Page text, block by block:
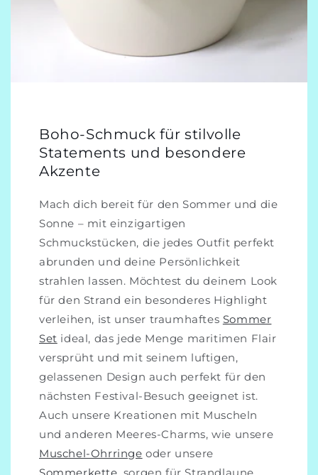
Boho-Schmuck für stilvolle
Statements und besondere
Akzente
Mach dich bereit für den Sommer und die
Sonne – mit einzigartigen
Schmuckstücken, die jedes Outfit perfekt
abrunden und deine Persönlichkeit
strahlen lassen. Möchtest du deinem Look
für den Strand ein besonderes Highlight
verleihen, ist unser traumhaftes Sommer
Set ideal, das jede Menge maritimen Flair
versprüht und mit seinem luftigen,
gelassenen Design auch perfekt für den
nächsten Festival-Besuch geeignet ist.
Auch unsere Kreationen mit Muscheln
und anderen Meeres-Charms, wie unsere
Muschel-Ohrringe oder unsere